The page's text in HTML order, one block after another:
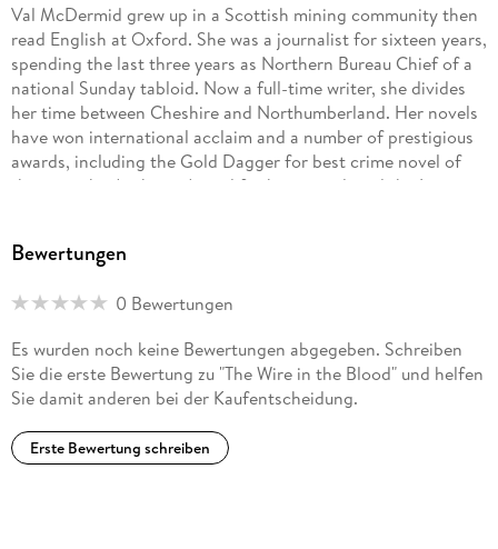
Val McDermid grew up in a Scottish mining community then
read English at Oxford. She was a journalist for sixteen years,
spending the last three years as Northern Bureau Chief of a
national Sunday tabloid. Now a full-time writer, she divides
her time between Cheshire and Northumberland. Her novels
have won international acclaim and a number of prestigious
awards, including the Gold Dagger for best crime novel of
the year, the Anthony Award for best novel, and the Los
the much-loved TV series Wire in the Blood.
Bewertungen
0 Bewertungen
Es wurden noch keine Bewertungen abgegeben. Schreiben
Sie die erste Bewertung zu "The Wire in the Blood" und helfen
Sie damit anderen bei der Kaufentscheidung.
Erste Bewertung schreiben